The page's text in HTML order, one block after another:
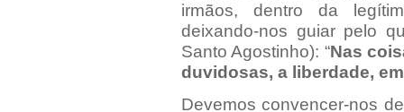
irmãos, dentro da
deixando-nos guiar pelo
Santo Agostinho): “Nas
duvidosas, a liberdade,
Devemos convencer-nos